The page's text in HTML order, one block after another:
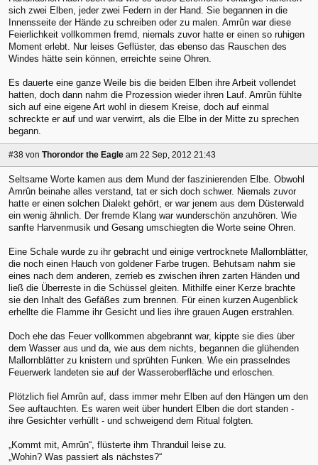
sich zwei Elben, jeder zwei Federn in der Hand. Sie begannen in die
Innensseite der Hände zu schreiben oder zu malen. Amrûn war diese
Feierlichkeit vollkommen fremd, niemals zuvor hatte er einen so ruhigen
Moment erlebt. Nur leises Geflüster, das ebenso das Rauschen des
Windes hätte sein können, erreichte seine Ohren.
Es dauerte eine ganze Weile bis die beiden Elben ihre Arbeit vollendet
hatten, doch dann nahm die Prozession wieder ihren Lauf. Amrûn fühlte
sich auf eine eigene Art wohl in diesem Kreise, doch auf einmal
schreckte er auf und war verwirrt, als die Elbe in der Mitte zu sprechen
begann.
#38 von Thorondor the Eagle am 22 Sep, 2012 21:43
Seltsame Worte kamen aus dem Mund der faszinierenden Elbe. Obwohl
Amrûn beinahe alles verstand, tat er sich doch schwer. Niemals zuvor
hatte er einen solchen Dialekt gehört, er war jenem aus dem Düsterwald
ein wenig ähnlich. Der fremde Klang war wunderschön anzuhören. Wie
sanfte Harvenmusik und Gesang umschiegten die Worte seine Ohren.
Eine Schale wurde zu ihr gebracht und einige vertrocknete Mallornblätter,
die noch einen Hauch von goldener Farbe trugen. Behutsam nahm sie
eines nach dem anderen, zerrieb es zwischen ihren zarten Händen und
ließ die Überreste in die Schüssel gleiten. Mithilfe einer Kerze brachte
sie den Inhalt des Gefäßes zum brennen. Für einen kurzen Augenblick
erhellte die Flamme ihr Gesicht und lies ihre grauen Augen erstrahlen.
Doch ehe das Feuer vollkommen abgebrannt war, kippte sie dies über
dem Wasser aus und da, wie aus dem nichts, begannen die glühenden
Mallornblätter zu knistern und sprühten Funken. Wie ein prasselndes
Feuerwerk landeten sie auf der Wasseroberfläche und erloschen.
Plötzlich fiel Amrûn auf, dass immer mehr Elben auf den Hängen um den
See auftauchten. Es waren weit über hundert Elben die dort standen -
ihre Gesichter verhüllt - und schweigend dem Ritual folgten.
„Kommt mit, Amrûn“, flüsterte ihm Thranduil leise zu.
„Wohin? Was passiert als nächstes?“